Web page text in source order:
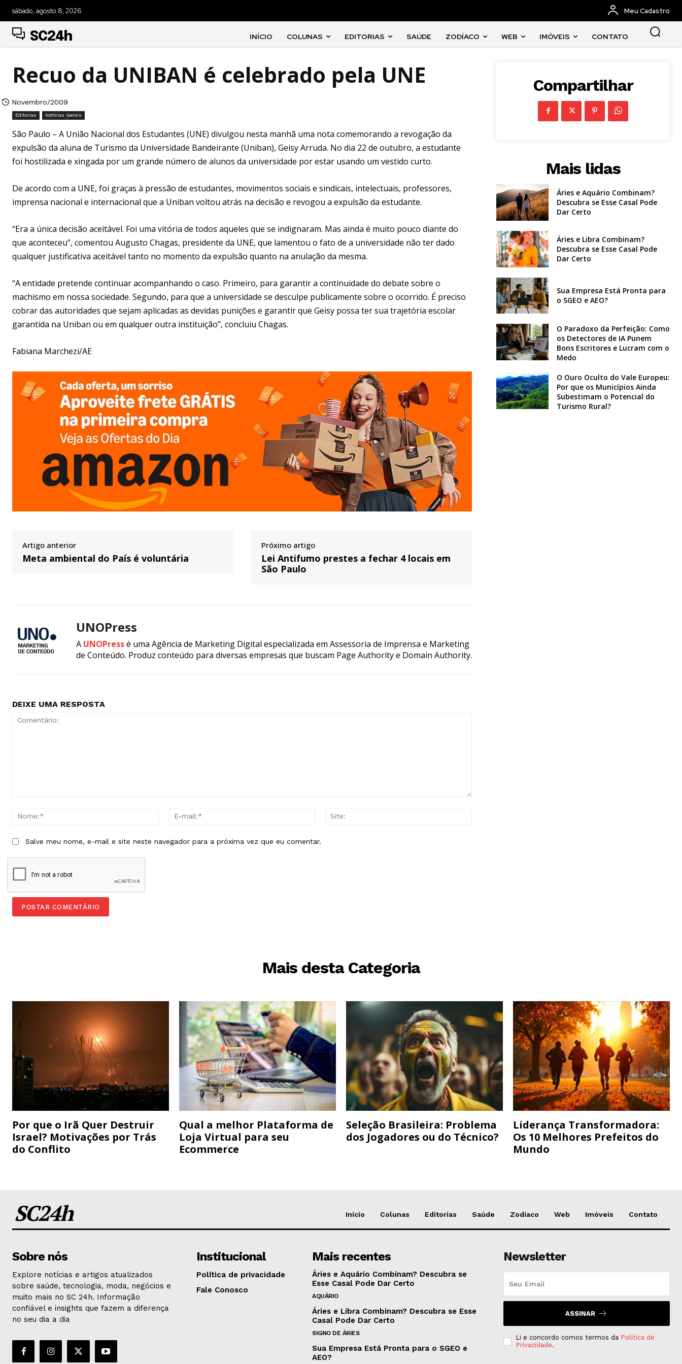
sábado, agosto 8, 2026 Meu Cadastro
SC24h INÍCIO COLUNAS EDITORIAS SAÚDE ZODÍACO WEB IMÓVEIS CONTATO
Recuo da UNIBAN é celebrado pela UNE
Novembro/2009
Editorias Notícias Gerais
São Paulo – A União Nacional dos Estudantes (UNE) divulgou nesta manhã uma nota comemorando a revogação da
expulsão da aluna de Turismo da Universidade Bandeirante (Uniban), Geisy Arruda. No dia 22 de outubro, a estudante
foi hostilizada e xingada por um grande número de alunos da universidade por estar usando um vestido curto.
De acordo com a UNE, foi graças à pressão de estudantes, movimentos sociais e sindicais, intelectuais, professores,
imprensa nacional e internacional que a Uniban voltou atrás na decisão e revogou a expulsão da estudante.
“Era a única decisão aceitável. Foi uma vitória de todos aqueles que se indignaram. Mas ainda é muito pouco diante do
que aconteceu”, comentou Augusto Chagas, presidente da UNE, que lamentou o fato de a universidade não ter dado
qualquer justificativa aceitável tanto no momento da expulsão quanto na anulação da mesma.
“A entidade pretende continuar acompanhando o caso. Primeiro, para garantir a continuidade do debate sobre o
machismo em nossa sociedade. Segundo, para que a universidade se desculpe publicamente sobre o ocorrido. É preciso
cobrar das autoridades que sejam aplicadas as devidas punições e garantir que Geisy possa ter sua trajetória escolar
garantida na Uniban ou em qualquer outra instituição”, concluiu Chagas.
Fabiana Marchezi/AE
Artigo anterior
Meta ambiental do País é voluntária
Próximo artigo
Lei Antifumo prestes a fechar 4 locais em
São Paulo
UNOPress
A UNOPressé uma Agência de Marketing Digital especializada em Assessoria de Imprensa e Marketing
de Conteúdo. Produz conteúdo para diversas empresas que buscam Page Authority e Domain Authority.
DEIXE UMA RESPOSTA
Nome:*
Salve meu nome, e-mail e site neste navegador para a próxima vez que eu comentar.
Compartilhar
Mais lidas
Áries e Aquário Combinam?
Descubra se Esse Casal Pode
Dar Certo
Áries e Libra Combinam?
Descubra se Esse Casal Pode
Dar Certo
Sua Empresa Está Pronta para
o SGEO e AEO?
O Paradoxo da Perfeição: Como
os Detectores de IA Punem
Bons Escritores e Lucram com o
Medo
O Ouro Oculto do Vale Europeu:
Por que os Municípios Ainda
Subestimam o Potencial do
Turismo Rural?
Mais desta Categoria
Por que o Irã Quer Destruir
Israel? Motivações por Trás
do Conflito
Qual a melhor Plataforma de
Loja Virtual para seu
Ecommerce
Seleção Brasileira: Problema
dos Jogadores ou do Técnico?
Liderança Transformadora:
Os 10 Melhores Prefeitos do
Mundo
SC24h Início Colunas Editorias Saúde Zodíaco Web Imóveis Contato
Sobre nós
Explore notícias e artigos atualizados
sobre saúde, tecnologia, moda, negócios e
muito mais no SC 24h. Informação
confiável e insights que fazem a diferença
no seu dia a dia
Institucional
Política de privacidade
Fale Conosco
Mais recentes
Áries e Aquário Combinam? Descubra se
Esse Casal Pode Dar Certo
AQUÁRIO
Áries e Libra Combinam? Descubra se Esse
Casal Pode Dar Certo
SIGNO DE ÁRIES
Sua Empresa Está Pronta para o SGEO e
AEO?
Newsletter
ASSINAR
Li e concordo comos termos da Política de
Privacidade.